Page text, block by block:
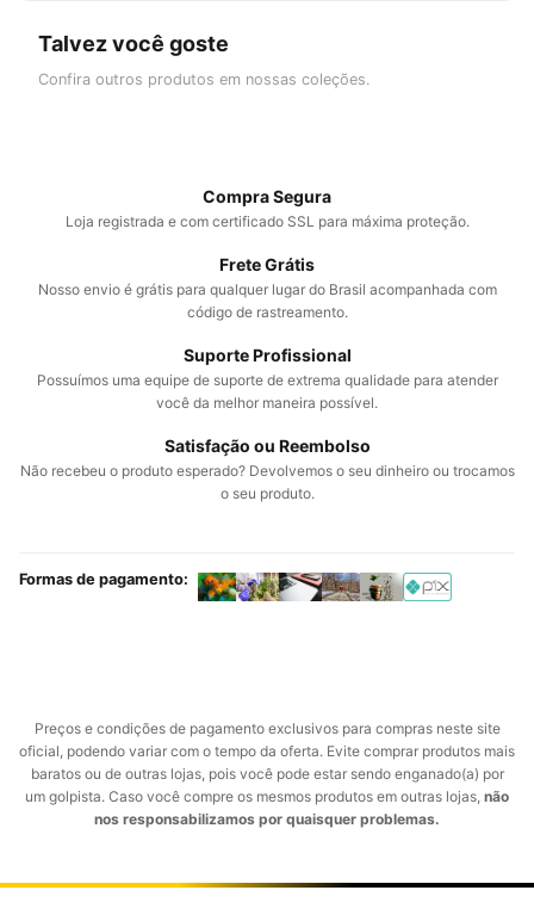
Talvez você goste
Confira outros produtos em nossas coleções.
Compra Segura
Loja registrada e com certificado SSL para máxima proteção.
Frete Grátis
Nosso envio é grátis para qualquer lugar do Brasil acompanhada com
código de rastreamento.
Suporte Profissional
Possuímos uma equipe de suporte de extrema qualidade para atender
você da melhor maneira possível.
Satisfação ou Reembolso
Não recebeu o produto esperado? Devolvemos o seu dinheiro ou trocamos
o seu produto.
Formas de pagamento:
Preços e condições de pagamento exclusivos para compras neste site
oficial, podendo variar com o tempo da oferta. Evite comprar produtos mais
baratos ou de outras lojas, pois você pode estar sendo enganado(a) por
um golpista. Caso você compre os mesmos produtos em outras lojas, não
nos responsabilizamos por quaisquer problemas.